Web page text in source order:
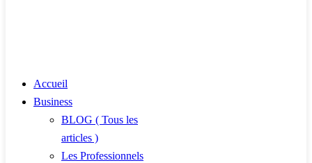
Accueil
Business
BLOG ( Tous les
articles )
Les Professionnels